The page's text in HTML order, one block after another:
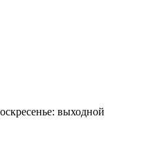
выходной